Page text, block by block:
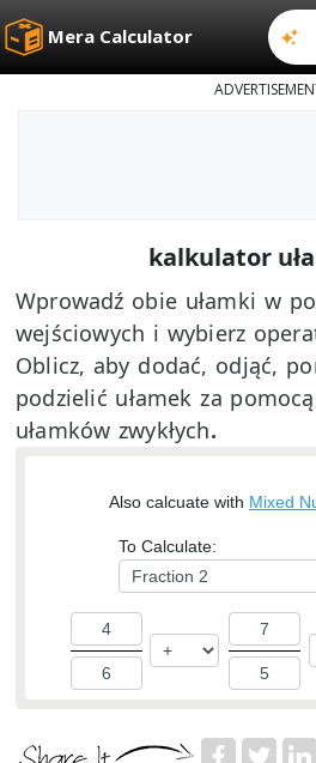
Mera Calculator
kalkulator
Wprowadź obie ułamki w
wejściowych i wybierz
Oblicz, aby dodać, odjąć,
podzielić ułamek za
ułamków zwykłych.
Also calcuate with Mixed
To Calculate: